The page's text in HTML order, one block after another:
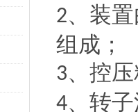
2、装
组成；
3、控
4、转